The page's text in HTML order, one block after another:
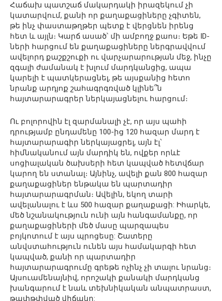
Հաճախ պատշաճ մակարդակի իրազեկում չի
կատարվում, քանի որ քաղաքացիները չգիտեն,
թե ինչ փաստաթղթեր պետք է վերցնեն իրենց
հետ և այլն։ Կարճ ասած՝ մի ամբողջ քաոս։ Եթե ID-
ների հարցում են քաղաքացիները ներգրավվում
ավելորդ քաշքշուքի ու վարչարարության մեջ, ինչը
զգալի ժամանակ է խլում մարդկանցից, ապա
կարելի է պատկերացնել, թե այսքանից հետո
նրանք արդյոք շահագրգռված կլինե՞ն
հայտարարագրեր ներկայացնելու հարցում։
Ու բոլորովին էլ զարմանալի չէ, որ այս պահի
դրությամբ ընդամենը 100-ից 120 հազար մարդ է
հայտարարագիր ներկայացրել, այն էլ՝
հիմնականում այն մարդիկ են, ովքեր որևէ
սոցիալական ծախսերի հետ կապված հետվճար
կարող են ստանալ։ Այնինչ, ավելի քան 800 հազար
քաղաքացիներ ենթակա են պարտադիր
հայտարարագրման։ Ավելին, եկող տարի
ավելանալու է ևս 500 հազար քաղաքացի: Իհարկե,
մեծ նշանակություն ունի այն հանգամանքը, որ
քաղաքացիների մեծ մասը պարզապես
բոյկոտում է այս պրոցեսը: Շատերը
անվստահություն ունեն այս համակարգի հետ
կապված, քանի որ պարտադիր
հայտարարագրումը գրեթե ոչինչ չի տալու նրանց։
Այսուամենայնիվ, որոշակի քանակի մարդկանց
խանգարում է նաև տեխնիկական անպատրաստ,
թափթփված վիճակը: